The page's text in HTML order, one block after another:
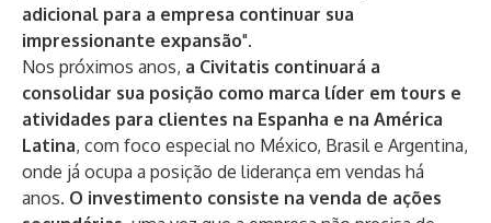
adicional para a empresa continuar sua
impressionante expansão".
Nos próximos anos, a Civitatis continuará a
consolidar sua posição como marca líder em tours e
atividades para clientes na Espanha e na América
Latina, com foco especial no México, Brasil e Argentina,
onde já ocupa a posição de liderança em vendas há
anos. O investimento consiste na venda de ações